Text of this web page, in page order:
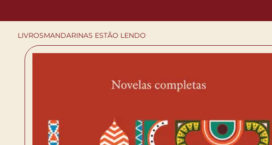
LIVROSMANDARINAS ESTÃO LENDO